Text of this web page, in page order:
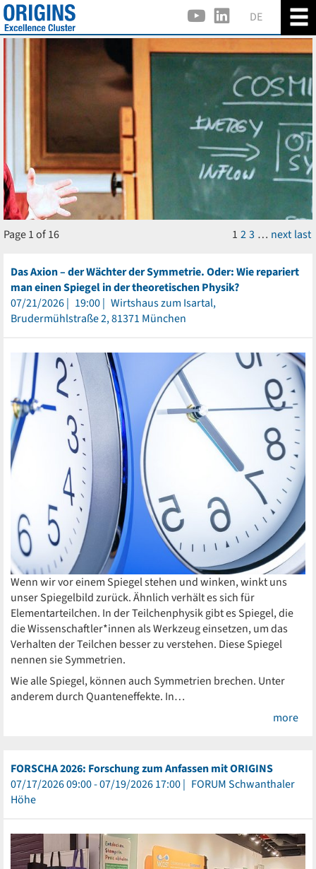
DE
Page 1 of 16 1 23 … next last
Das Axion – der Wächter der Symmetrie. Oder: Wie repariert
man einen Spiegel in der theoretischen Physik?
07/21/2026
19:00
Wirtshaus zum Isartal,
Brudermühlstraße 2, 81371 München
Wenn wir vor einem Spiegel stehen und winken, winkt uns
unser Spiegelbild zurück. Ähnlich verhält es sich für
Elementarteilchen. In der Teilchenphysik gibt es Spiegel, die
die Wissenschaftler*innen als Werkzeug einsetzen, um das
Verhalten der Teilchen besser zu verstehen. Diese Spiegel
nennen sie Symmetrien.
Wie alle Spiegel, können auch Symmetrien brechen. Unter
anderem durch Quanteneffekte. In…
more
FORSCHA 2026: Forschung zum Anfassen mit ORIGINS
07/17/2026 09:00 - 07/19/2026 17:00
FORUM Schwanthaler
Höhe